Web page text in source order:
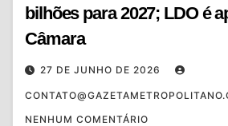
bilhões para 2027; LDO é
Câmara
27 DE JUNHO DE 2026
NENHUM COMENTÁRIO